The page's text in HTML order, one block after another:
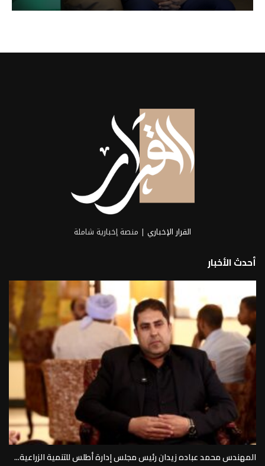
القرار الإخباري | منصة إخبارية شاملة
أحدث الأخبار
المهندس محمد عباده زيدان رئيس مجلس إدارة أطلس للتنمية الزراعية...